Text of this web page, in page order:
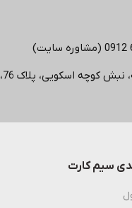
پلاک 76، دفتر پیشخوان دولت
سیم کارت